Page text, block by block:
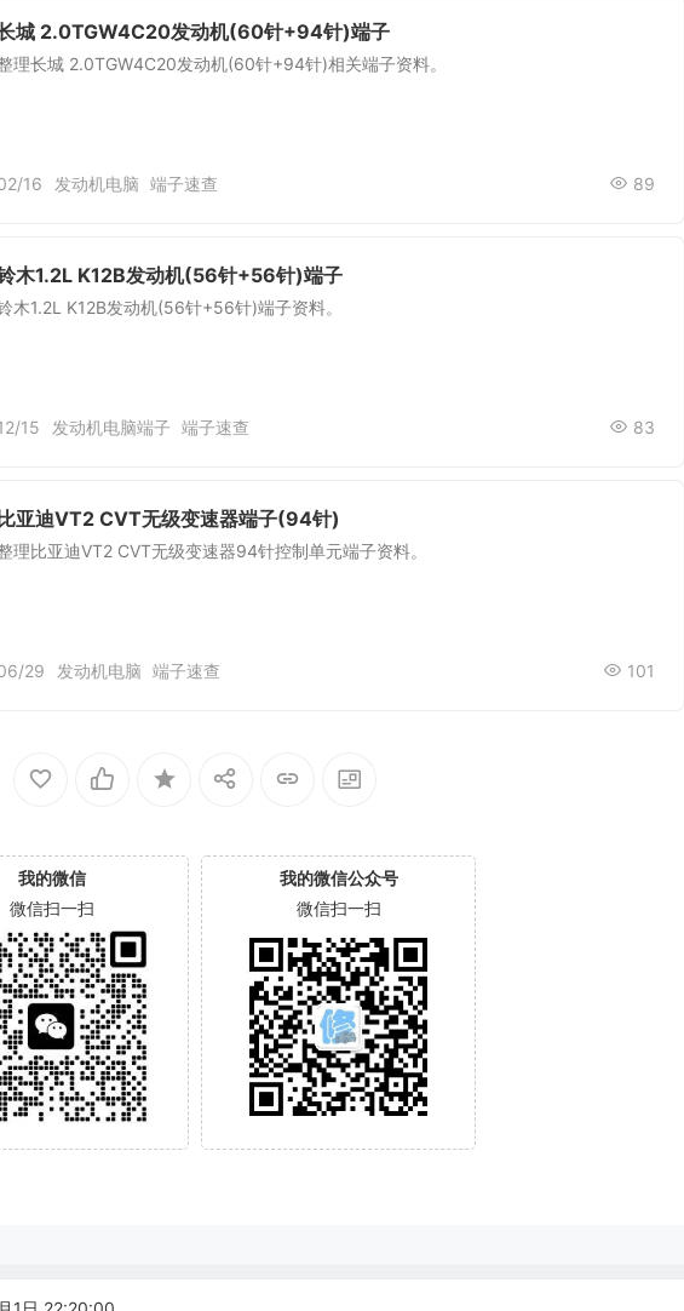
城 2.0TGW4C20发动机(60针+94针)端子
理长城 2.0TGW4C20发动机(60针+94针)相关端子资料。
16 89
发动机电脑 端子速查
木1.2L K12B发动机(56针+56针)端子
木1.2L K12B发动机(56针+56针)端子资料。
15 83
发动机电脑端子 端子速查
亚迪VT2 CVT无级变速器端子(94针)
理比亚迪VT2 CVT无级变速器94针控制单元端子资料。
29 101
发动机电脑 端子速查
我的微信
微信扫一扫
我的微信公众号
微信扫一扫